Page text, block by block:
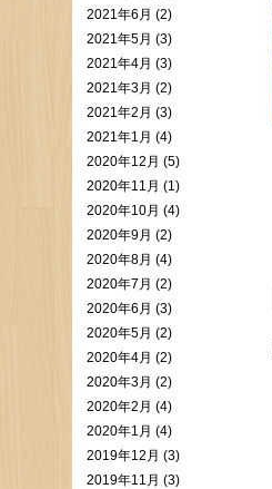
2021年6月 (2)
2021年5月 (3)
2021年4月 (3)
2021年3月 (2)
2021年2月 (3)
2021年1月 (4)
2020年12月 (5)
2020年11月 (1)
2020年10月 (4)
2020年9月 (2)
2020年8月 (4)
2020年7月 (2)
2020年6月 (3)
2020年5月 (2)
2020年4月 (2)
2020年3月 (2)
2020年2月 (4)
2020年1月 (4)
2019年12月 (3)
2019年11月 (3)